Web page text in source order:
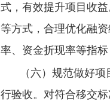
式，有效提升项目收
等方式，合理优化融
率、资金折现率等指
（六）规范做好项
行验收。对符合移交